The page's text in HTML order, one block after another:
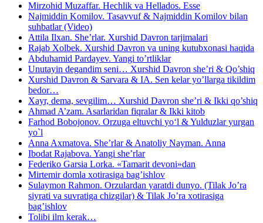
Mirzohid Muzaffar. Hechlik va Hellados. Esse
Najmiddin Komilov. Tasavvuf & Najmiddin Komilov bilan
suhbatlar (Video)
Attila Ilxan. She’rlar. Xurshid Davron tarjimalari
Rajab Xolbek. Xurshid Davron va uning kutubxonasi haqida
Abduhamid Pardayev. Yangi to’rtliklar
Unutayin degandim seni… Xurshid Davron she’ri & Qo’shiq
Xurshid Davron & Sarvara & IA. Sen kelar yo’llarga tikildim
bedor…
Xayr, dema, sevgilim… Xurshid Davron she’ri & Ikki qo’shiq
Ahmad A’zam. Asarlaridan fiqralar & Ikki kitob
Farhod Bobojonov. Orzuga eltuvchi yo‘l & Yulduzlar yurgan
yo`l
Anna Axmatova. She’rlar & Anatoliy Nayman. Anna
Ibodat Rajabova. Yangi she’rlar
Federiko Garsia Lorka. «Tamarit devoni»dan
Mirtemir domla xotirasiga bag’ishlov
Sulaymon Rahmon. Orzulardan yaratdi dunyo. (Tilak Jo’ra
siyrati va suvratiga chizgilar) & Tilak Jo’ra xotirasiga
bag’ishlov
Tolibi ilm kerak…